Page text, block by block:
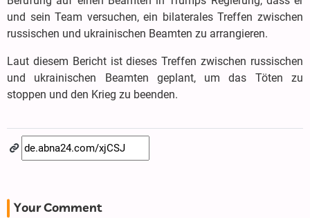
und sein Team versuchen, ein bilaterales Treffen zwischen
russischen und ukrainischen Beamten zu arrangieren.
Laut diesem Bericht ist dieses Treffen zwischen russischen
und ukrainischen Beamten geplant, um das Töten zu
stoppen und den Krieg zu beenden.
Your Comment